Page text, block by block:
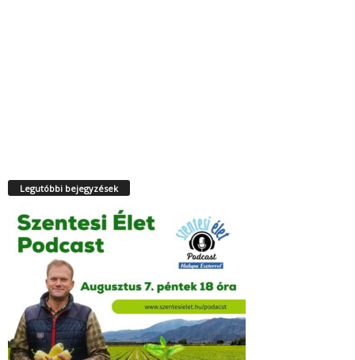
Legutóbbi bejegyzések